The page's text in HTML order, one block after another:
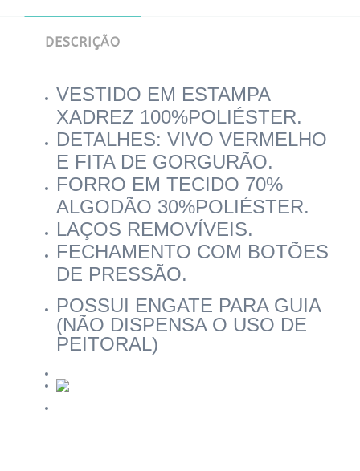
DESCRIÇÃO
VESTIDO EM ESTAMPA
XADREZ 100%POLIÉSTER.
DETALHES: VIVO VERMELHO
E FITA DE GORGURÃO.
FORRO EM TECIDO 70%
ALGODÃO 30%POLIÉSTER.
LAÇOS REMOVÍVEIS.
FECHAMENTO COM BOTÕES
DE PRESSÃO.
POSSUI ENGATE PARA GUIA
(NÃO DISPENSA O USO DE
PEITORAL)